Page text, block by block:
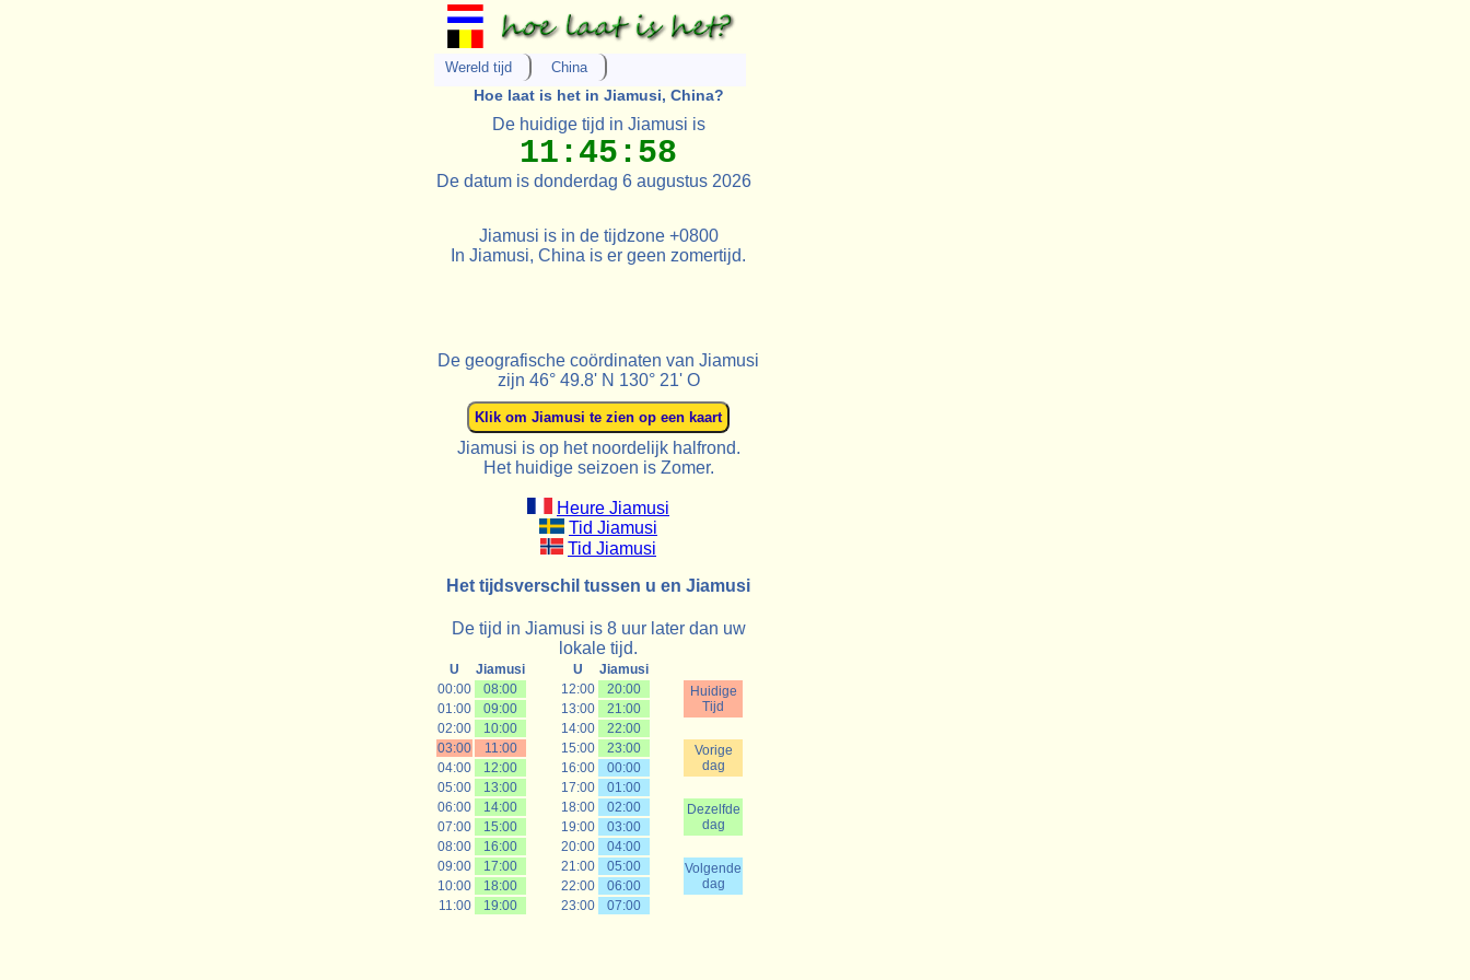
Wereld tijd China
Hoe laat is het in Jiamusi, China?
De huidige tijd in Jiamusi is
11:45:58
De datum is donderdag 6 augustus 2026
Jiamusi is in de tijdzone +0800
In Jiamusi, China is er geen zomertijd.
De geografische coördinaten van Jiamusi
zijn 46° 49.8' N 130° 21' O
Jiamusi is op het noordelijk halfrond.
Het huidige seizoen is Zomer.
Heure Jiamusi
Tid Jiamusi
Tid Jiamusi
Het tijdsverschil tussen u en Jiamusi
De tijd in Jiamusi is 8 uur later dan uw
lokale tijd.
U Jiamusi U
Jiamusi
00:00
08:00 12:00 20:00
Huidige
Tijd
01:00 09:00 13:00
21:00
02:00
10:00 14:00
22:00
03:00
11:00 15:00 23:00
Vorige
dag
04:00 12:00 16:00
00:00
05:00
13:00 17:00
01:00
06:00
14:00 18:00 02:00
Dezelfde
dag
07:00 15:00 19:00
03:00
08:00
16:00 20:00
04:00
09:00
17:00 21:00 05:00
Volgende
dag
10:00 18:00 22:00
06:00
11:00
19:00 23:00 07:00